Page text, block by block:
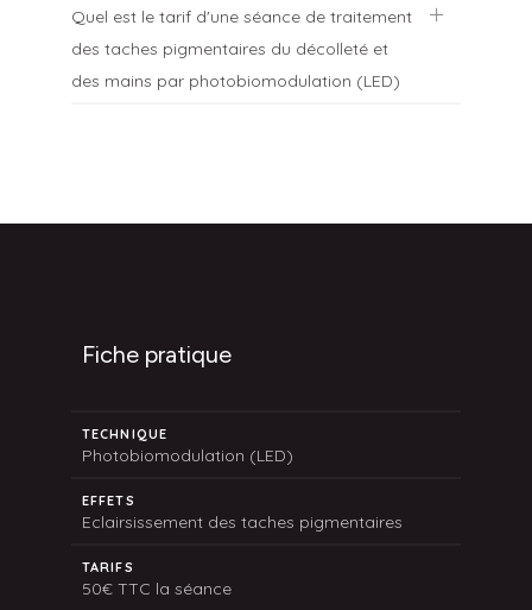
pigmentaires du décolleté et des mains par
photobiomodulation (LED) persistent pendant
plusieurs années.
Quel est le tarif d'une séance de traitement
des taches pigmentaires du décolleté et
des mains par photobiomodulation (LED)
Fiche pratique
TECHNIQUE
Photobiomodulation (LED)
EFFETS
Eclairsissement des taches pigmentaires
TARIFS
50€ TTC la séance